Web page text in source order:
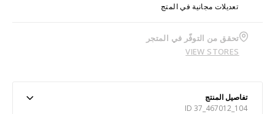
تعديلات مجانية في المتج
تحقق من التوفّر في المتجر
VIEW STORES
تفاصيل المنتج
ID 37_467012_104